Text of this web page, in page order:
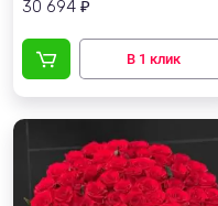
30 694 ₽